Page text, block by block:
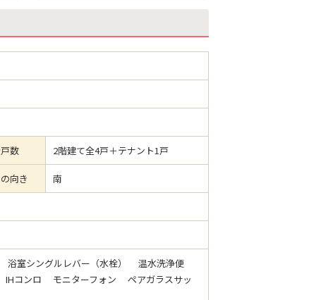
数 2階建て全4戸＋テナント1戸
向き 南
室シングルレバー（水栓） 温水洗浄便
コンロ モニターフォン ペアガラスサッ